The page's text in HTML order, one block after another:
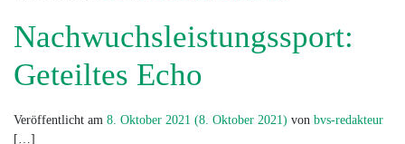
Nachwuchsleistungssport:
Geteiltes Echo
Veröffentlicht am 8. Oktober 2021 (8. Oktober 2021) von bvs-redakteur
[…]